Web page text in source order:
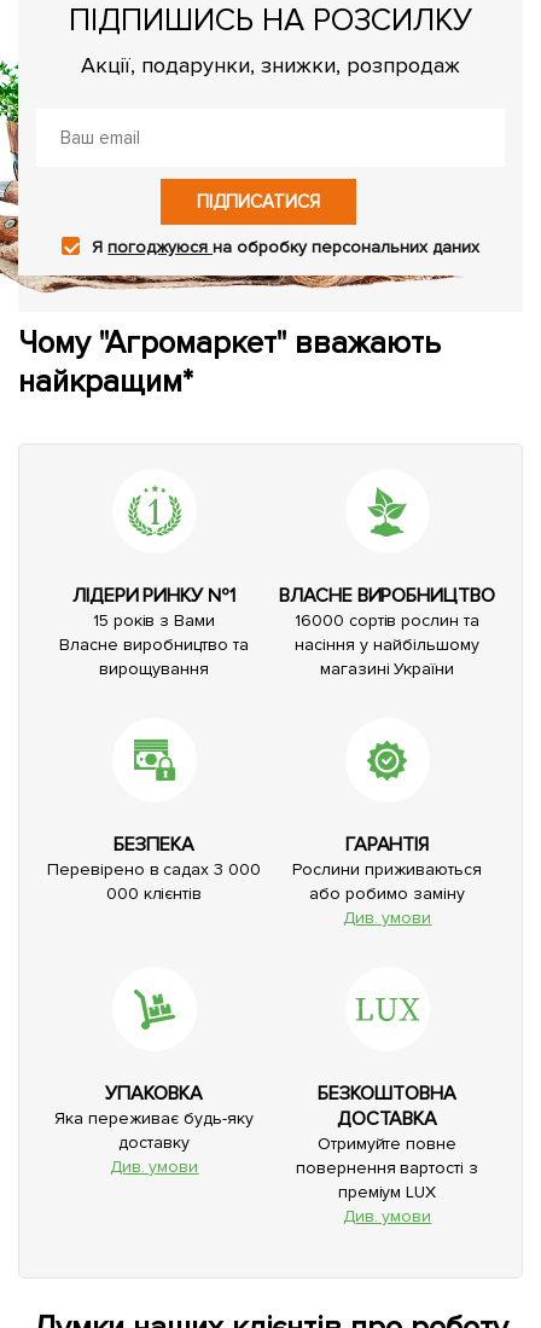
ПІДПИШИСЬ НА РОЗСИЛКУ
Акції, подарунки, знижки, розпродаж
ПІДПИСАТИСЯ
Япогоджуюсяна обробку персональних даних
Чому "Агромаркет" вважають
найкращим*
ЛІДЕРИ РИНКУ №1
15 років з Вами
Власне виробництво та
вирощування
ВЛАСНЕ ВИРОБНИЦТВО
16000 сортів рослин та
насіння у найбільшому
магазині України
БЕЗПЕКА
Перевірено в садах 3 000
000 клієнтів
ГАРАНТІЯ
Рослини приживаються
або робимо заміну
Див. умови
УПАКОВКА
Яка переживає будь-яку
доставку
Див. умови
БЕЗКОШТОВНА
ДОСТАВКА
Отримуйте повне
повернення вартості з
преміум LUX
Див. умови